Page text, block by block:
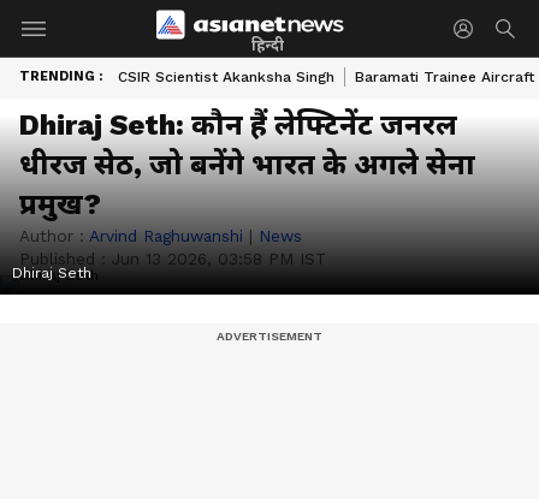
हिन्दी
TRENDING : CSIR Scientist Akanksha Singh Baramati Trainee Aircraft
Dhiraj Seth: कौन हैं लेफ्टिनेंट जनरल
धीरज सेठ, जो बनेंगे भारत के अगले सेना
प्रमुख?
Author : Arvind Raghuwanshi | News
Published : Jun 13 2026, 03:58 PM IST
Dhiraj Seth